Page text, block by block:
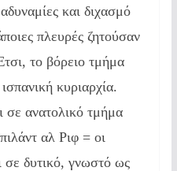
και διχασμό
πλευρές ζητούσαν
το βόρειο τμήμα
κυριαρχία.
σε ανατολικό τμήμα
αλ Ριφ = οι
σε δυτικό, γνωστό ως